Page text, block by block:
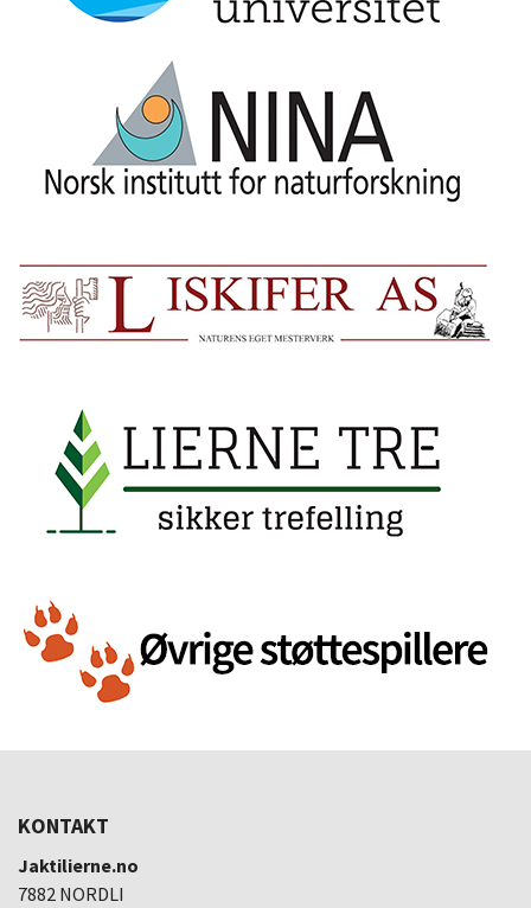
KONTAKT
Jaktilierne.no
7882 NORDLI